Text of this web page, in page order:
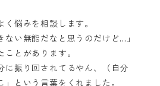
悩みを相談します。
い無能だなと思うのだけど...」
とがあります。
に振り回されてるやん、（自分
という言葉をくれました。